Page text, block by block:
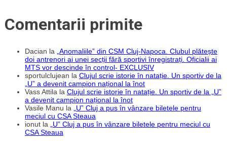
Comentarii primite
Dacian la „Anomaliile” din CSM Cluj-Napoca. Clubul plătește
doi antrenori ai unei secții fără sportivi înregistrați. Oficialii ai
MTS vor descinde în control- EXCLUSIV
sportulclujean la Clujul scrie istorie în natație. Un sportiv de la
„U” a devenit campion național la înot
Vass Attila la Clujul scrie istorie în natație. Un sportiv de la „U”
a devenit campion național la înot
Vasile Manu la „U” Cluj a pus în vânzare biletele pentru
meciul cu CSA Steaua
ionut la „U” Cluj a pus în vânzare biletele pentru meciul cu
CSA Steaua